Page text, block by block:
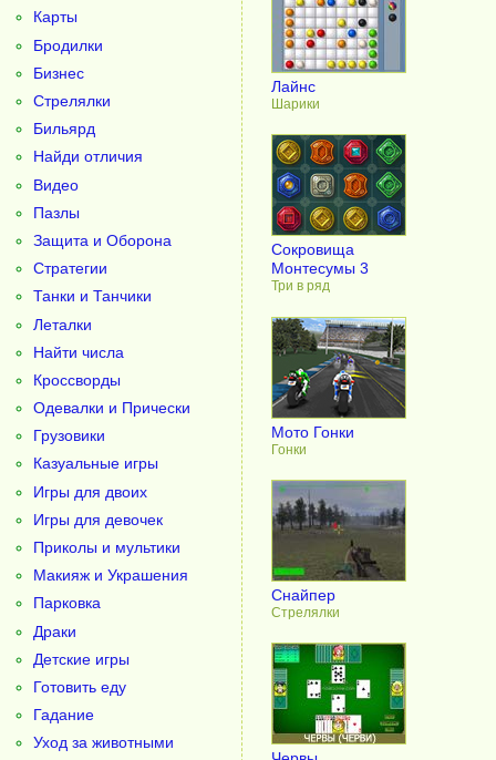
Карты
Бродилки
Бизнес
Стрелялки
Бильярд
Найди отличия
Видео
Пазлы
Защита и Оборона
Стратегии
Танки и Танчики
Леталки
Найти числа
Кроссворды
Одевалки и Прически
Грузовики
Казуальные игры
Игры для двоих
Игры для девочек
Приколы и мультики
Макияж и Украшения
Парковка
Драки
Детские игры
Готовить еду
Гадание
Уход за животными
Лайнс
Шарики
Сокровища
Монтесумы 3
Три в ряд
Мото Гонки
Гонки
Снайпер
Стрелялки